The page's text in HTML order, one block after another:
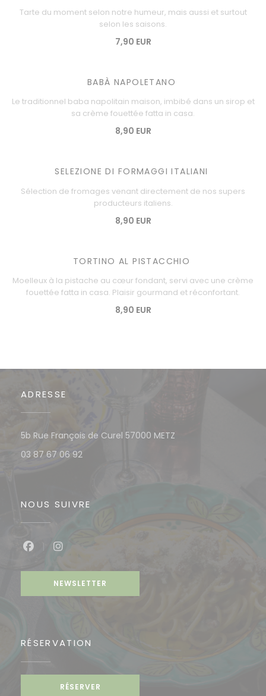
Tarte du moment selon notre humeur, mais aussi et surtout
selon les saisons.
7,90 EUR
BABÀ NAPOLETANO
Le traditionnel baba napolitain maison, imbibé dans un sirop et
sa crème fouettée fatta in casa.
8,90 EUR
SELEZIONE DI FORMAGGI ITALIANI
Sélection de fromages venant directement de nos supers
producteurs italiens.
8,90 EUR
TORTINO AL PISTACCHIO
Moelleux à la pistache au cœur fondant, servi avec une crème
fouettée fatta in casa. Plaisir gourmand et réconfortant.
8,90 EUR
ADRESSE
5b Rue François de Curel 57000 METZ
03 87 67 06 92
NOUS SUIVRE
Facebook ((ouvre une nouvelle fenêtre))
NEWSLETTER
RÉSERVATION
RÉSERVER